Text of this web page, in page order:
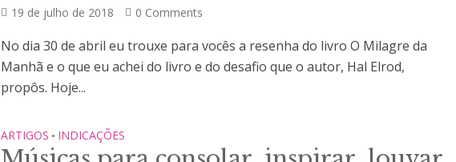
19 de julho de 2018 0 Comments
No dia 30 de abril eu trouxe para vocês a resenha do livro O Milagre da
Manhã e o que eu achei do livro e do desafio que o autor, Hal Elrod,
propôs. Hoje...
ARTIGOS • INDICAÇÕES